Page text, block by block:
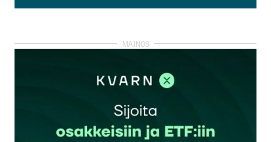
Lisää kommentti
kirjautua
rekisteröityä